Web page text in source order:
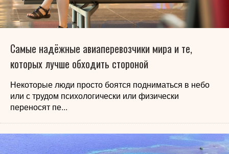
Самые надёжные авиаперевозчики мира и те,
которых лучше обходить стороной
Некоторые люди просто боятся подниматься в небо
или с трудом психологически или физически
переносят пе...